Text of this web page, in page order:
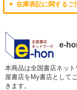
▼ 在庫表記に関するご
e-
本商品は全国書店ネッ
屋書店をMy書店として
きます。